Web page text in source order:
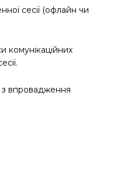
сесії (офлайн чи
комунікаційних
з впровадження